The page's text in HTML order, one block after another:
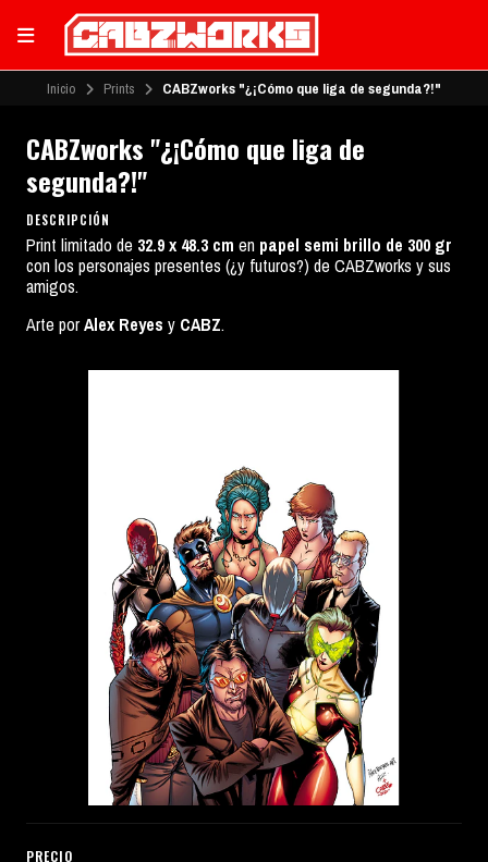
Inicio Prints CABZworks "¿¡Cómo que liga de segunda?!"
CABZworks "¿¡Cómo que liga de
segunda?!"
DESCRIPCIÓN
Print limitado de 32.9 x 48.3 cm en papel semi brillo de 300 gr
con los personajes presentes (¿y futuros?) de CABZworks y sus
amigos.
Arte porAlex Reyes y CABZ.
PRECIO